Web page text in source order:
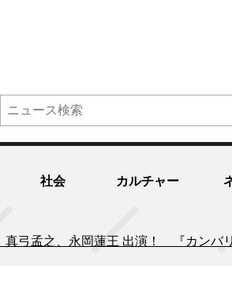
社会 カルチャー
真弓孟之、永岡蓮王 出演！ 『カンバ